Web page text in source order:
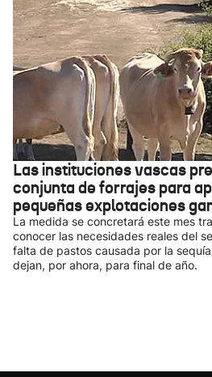
Las instituciones vascas
conjunta de forrajes para
pequeñas explotaciones
La medida se concretará este mes
conocer las necesidades reales del
falta de pastos causada por la
dejan, por ahora, para final de año.